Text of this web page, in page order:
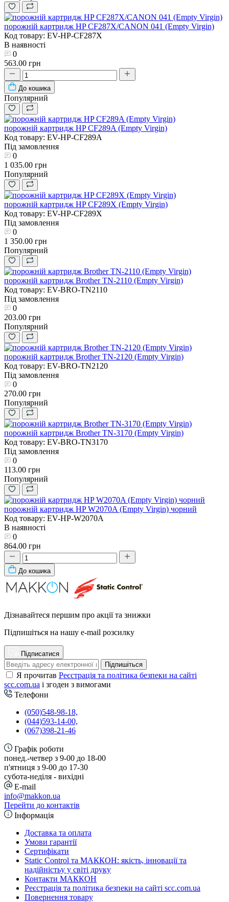
порожній картридж HP CF287X/CANON 041 (Empty Virgin)
Код товару: EV-HP-CF287X
В наявності
0
563.00 грн
До кошика
Популярний
порожній картридж HP CF289A (Empty Virgin)
Код товару: EV-HP-CF289A
Під замовлення
0
1 035.00 грн
Популярний
порожній картридж HP CF289X (Empty Virgin)
Код товару: EV-HP-CF289X
Під замовлення
0
1 350.00 грн
Популярний
порожній картридж Brother TN-2110 (Empty Virgin)
Код товару: EV-BRO-TN2110
Під замовлення
0
203.00 грн
Популярний
порожній картридж Brother TN-2120 (Empty Virgin)
Код товару: EV-BRO-TN2120
Під замовлення
0
270.00 грн
Популярний
порожній картридж Brother TN-3170 (Empty Virgin)
Код товару: EV-BRO-TN3170
Під замовлення
0
113.00 грн
Популярний
порожній картридж HP W2070A (Empty Virgin) чорний
Код товару: EV-HP-W2070A
В наявності
0
864.00 грн
До кошика
Дізнавайтеся першим про акції та знижки
Підпишіться на нашу e-mail розсилку
Підписатися
Підпишіться
Я прочитав Реєстрація та політика безпеки на сайті
scc.com.ua і згоден з вимогами
Телефони
(050)548-98-18,
(044)593-14-00,
(067)398-21-46
Графік роботи
понед.-четвер з 9-00 до 18-00
п'ятниця з 9-00 до 17-30
cубота-неділя - вихідні
E-mail
info@makkon.ua
Перейти до контактів
Інформація
Доставка та оплата
Умови гарантії
Сертифікати
Static Control та МАККОН: якість, інновації та
надійністьу у світі друку
Контакти МАККОН
Реєстрація та політика безпеки на сайті scc.com.ua
Повернення товару